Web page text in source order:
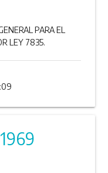
PARA EL
LEY 7835.